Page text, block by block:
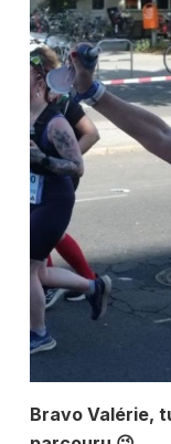
Bravo Valérie,